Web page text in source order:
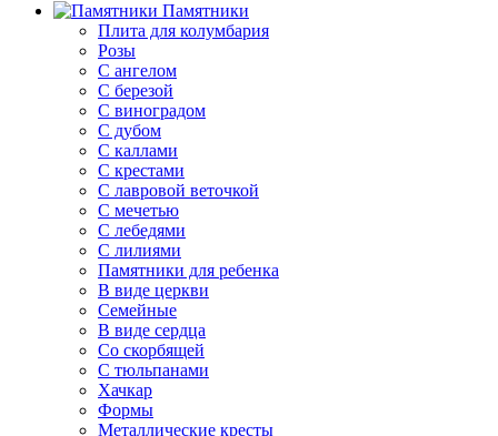
Памятники
Плита для колумбария
Розы
C ангелом
C березой
С виноградом
С дубом
С каллами
С крестами
С лавровой веточкой
С мечетью
C лебедями
С лилиями
Памятники для ребенка
В виде церкви
Семейные
В виде сердца
Со скорбящей
С тюльпанами
Хачкар
Формы
Металлические кресты